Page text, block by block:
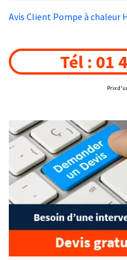
Avis Client Pompe à chaleur
Tél : 01
Prix